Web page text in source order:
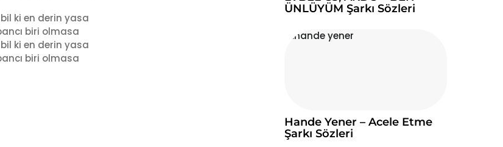
ki en derin yasa
biri olmasa
ki en derin yasa
biri olmasa
ÜNLÜYÜM Şarkı Sözleri
Hande Yener – Acele Etme
Şarkı Sözleri